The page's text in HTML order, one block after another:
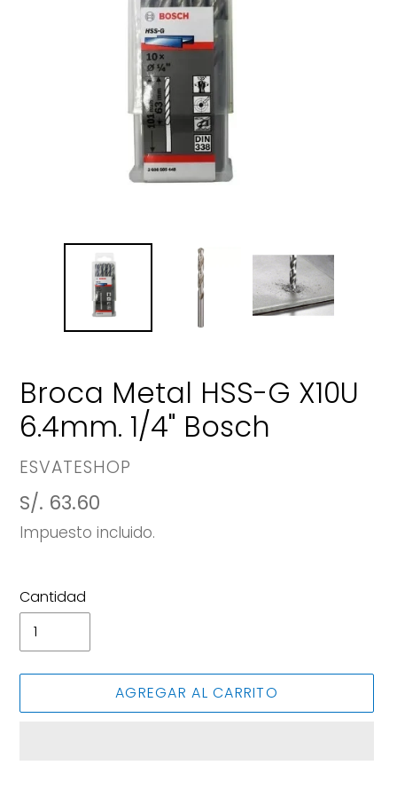
Broca Metal HSS-G X10U
6.4mm. 1/4" Bosch
PROVEEDOR
ESVATESHOP
Precio
habitual
S/. 63.60
Impuesto incluido.
Cantidad
AGREGAR AL CARRITO